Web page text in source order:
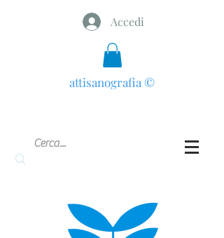
Accedi
attisanografia ©